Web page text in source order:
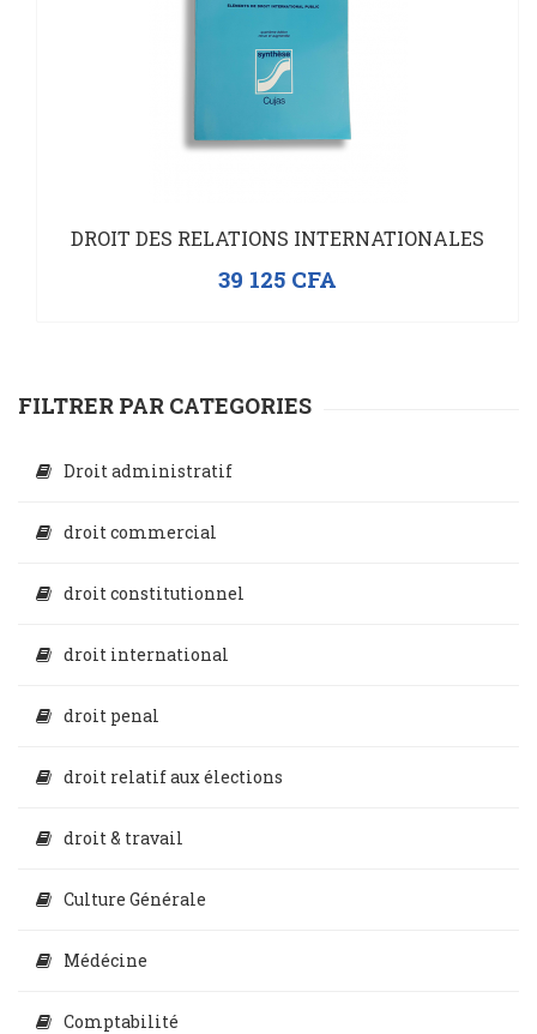
DROIT DES RELATIONS INTERNATIONALES
39 125 CFA
FILTRER PAR CATEGORIES
Droit administratif
droit commercial
droit constitutionnel
droit international
droit penal
droit relatif aux élections
droit & travail
Culture Générale
Médécine
Comptabilité